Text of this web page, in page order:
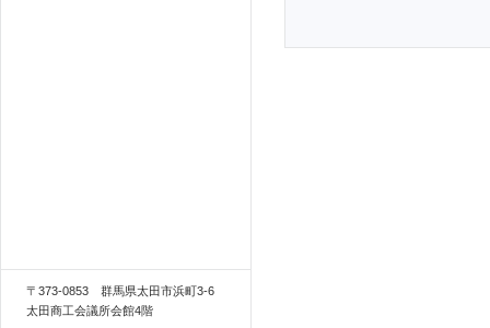
〒373-0853 群馬県太田市浜町3-6
太田商工会議所会館4階